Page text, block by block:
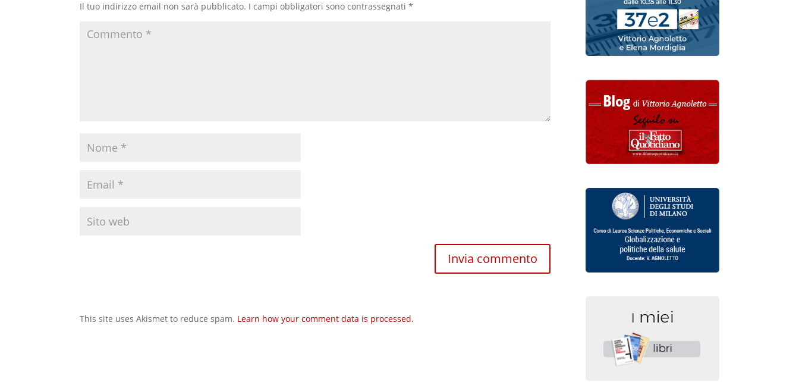
Il tuo indirizzo email non sarà pubblicato. I campi obbligatori sono contrassegnati*
This site uses Akismet to reduce spam. Learn how your comment data is processed.